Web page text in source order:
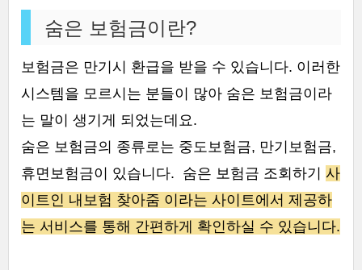
숨은 보험금이란?
보험금은 만기시 환급을 받을 수 있습니다. 이러한
시스템을 모르시는 분들이 많아 숨은 보험금이라
는 말이 생기게 되었는데요.
숨은 보험금의 종류로는 중도보험금, 만기보험금,
휴면보험금이 있습니다. 숨은 보험금 조회하기 사
이트인 내보험 찾아줌 이라는 사이트에서 제공하
는 서비스를 통해 간편하게 확인하실 수 있습니다.